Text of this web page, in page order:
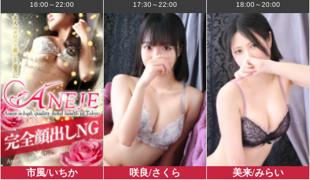
■お客様の名前：ｙ様
満足度：★★★★★
コメント：今日も大好きなまりあ様に会ってきました💖 初手から夏の暑さも吹
き飛ばす最高に可愛い装い👚😍 今日のトップスもまりあ様にとてもお似合いで
した💗 黒のオフショルダーで背面で結ぶとリボン🎀になる可愛いらしくて、腰
のくびれやスタイルを更に際立たせてくれます💡 脱いだ彫刻のような裸体も良
いのですが、ファッションでも十分に楽しませてくれます💖 もちろんプレイで
も更に楽しませてくれます💖 今日もたくさん気持ちよくなってもらえました💡
久々に上に乗ってもらい、めちゃくちゃ気持ち良かったです😍 今日は日付の話
から、数字・運命数のお話に❗️ まりあ様の運命数は◯でした。 気になる方は直
接確認してみてくださいね。 次回、MBTI診断の結果を共有することに💡 占い
を気にする新しい一面に触れ、更に惚れ直してしまいました🥰 8月もよろしく
ね😃 暑い日が続くので、体調には気をつけてくださいね🥰
16:00～22:00
市風/いちか
17:30～22:00
咲良/さくら
18:00～20:00
美来/みらい